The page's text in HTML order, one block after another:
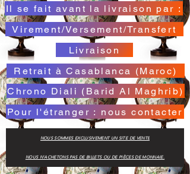
Virement/Versement/Transfert
Livraison
Retrait à Casablanca (Maroc)
Il se fait avant la livraison par :
Chrono Diali (Barid Al Maghrib)
Pour l'étranger : nous contacter
NOUS SOMMES EXCLUSIVEMENT UN SITE DE VENTE
NOUS N'ACHETONS PAS DE BILLETS OU DE PIÈCES DE MONNAIE.